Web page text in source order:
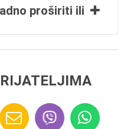
proširiti ili